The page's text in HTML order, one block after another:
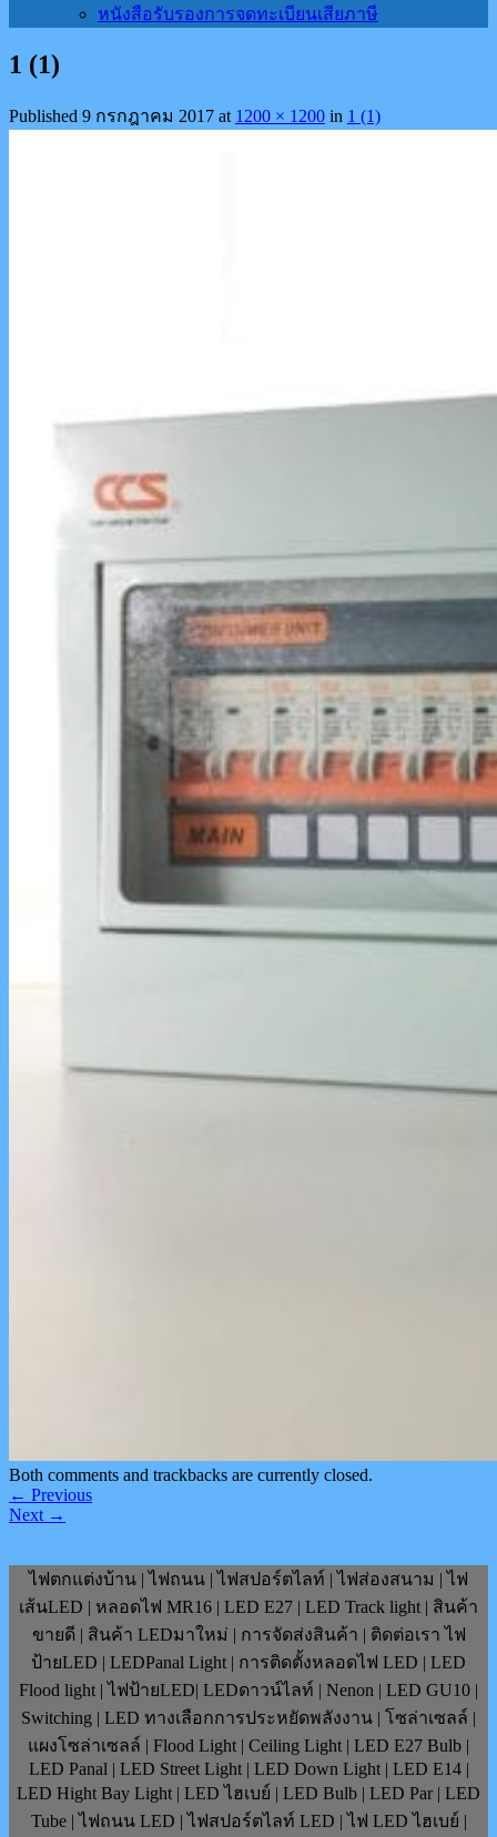
หนังสือรับรองการจดทะเบียนเสียภาษี
1 (1)
Published 9 กรกฎาคม 2017 at 1200 × 1200 in 1 (1)
Both comments and trackbacks are currently closed.
← Previous
Next →
ไฟตกแต่งบ้าน | ไฟถนน | ไฟสปอร์ตไลท์ | ไฟส่องสนาม | ไฟ
เส้นLED | หลอดไฟ MR16 | LED E27 | LED Track light | สินค้า
ขายดี | สินค้า LEDมาใหม่ | การจัดส่งสินค้า | ติดต่อเรา ไฟ
ป้ายLED | LEDPanal Light | การติดตั้งหลอดไฟ LED | LED
Flood light | ไฟป้ายLED| LEDดาวน์ไลท์ | Nenon | LED GU10 |
Switching | LED ทางเลือกการประหยัดพลังงาน | โซล่าเซลล์ |
แผงโซล่าเซลล์ | Flood Light | Ceiling Light | LED E27 Bulb |
LED Panal | LED Street Light | LED Down Light | LED E14 |
LED Hight Bay Light | LED ไฮเบย์ | LED Bulb | LED Par | LED
Tube | ไฟถนน LED | ไฟสปอร์ตไลท์ LED | ไฟ LED ไฮเบย์ |